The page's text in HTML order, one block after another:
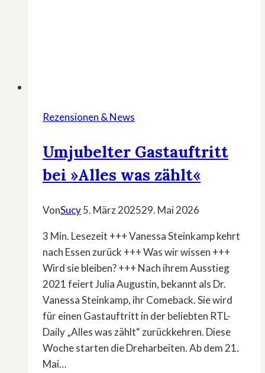
Rezensionen & News
Umjubelter Gastauftritt
bei »Alles was zählt«
VonSucy5. März 202529. Mai 2026
3 Min. Lesezeit +++ Vanessa Steinkamp kehrt
nach Essen zurück +++ Was wir wissen +++
Wird sie bleiben? +++ Nach ihrem Ausstieg
2021 feiert Julia Augustin, bekannt als Dr.
Vanessa Steinkamp, ihr Comeback. Sie wird
für einen Gastauftritt in der beliebten RTL-
Daily „Alles was zählt“ zurückkehren. Diese
Woche starten die Dreharbeiten. Ab dem 21.
Mai…